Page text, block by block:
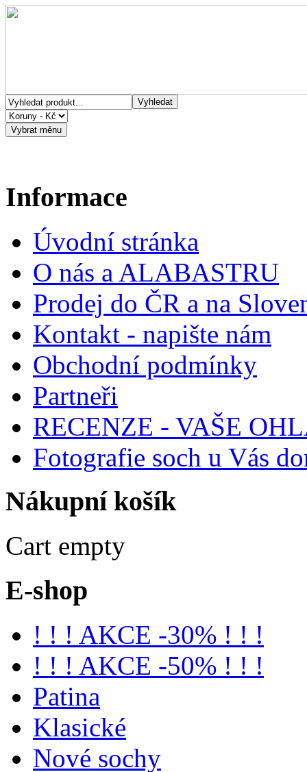
Informace
Úvodní stránka
O nás a ALABASTRU
Prodej do ČR a na
Kontakt - napište nám
Obchodní podmínky
Partneři
RECENZE - VAŠE
Fotografie soch u Vás
Nákupní košík
Cart empty
E-shop
! ! ! AKCE -30% ! ! !
! ! ! AKCE -50% ! ! !
Patina
Klasické
Nové sochy